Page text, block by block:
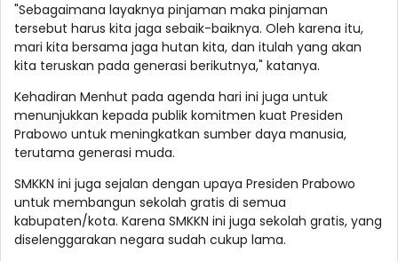
"Sebagaimana layaknya pinjaman maka pinjaman
tersebut harus kita jaga sebaik-baiknya. Oleh karena itu,
mari kita bersama jaga hutan kita, dan itulah yang akan
kita teruskan pada generasi berikutnya," katanya.
Kehadiran Menhut pada agenda hari ini juga untuk
menunjukkan kepada publik komitmen kuat Presiden
Prabowo untuk meningkatkan sumber daya manusia,
terutama generasi muda.
SMKKN ini juga sejalan dengan upaya Presiden Prabowo
untuk membangun sekolah gratis di semua
kabupaten/kota. Karena SMKKN ini juga sekolah gratis, yang
diselenggarakan negara sudah cukup lama.